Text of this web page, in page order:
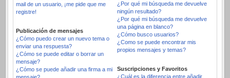
mail de un usuario, ¡me pide que me
registre!
Publicación de mensajes
¿Cómo puedo crear un nuevo tema o
enviar una respuesta?
¿Cómo se puede editar o borrar un
mensaje?
¿Cómo se puede añadir una firma a mi
¿Por qué mi búsqueda me devuelve
ningún resultado?
¿Por qué mi búsqueda me devuelve
una página en blanco?
¿Cómo busco usuarios?
¿Como se puede encontrar mis
propios mensajes y temas?
Suscripciones y Favoritos
¿Cuál es la diferencia entre añadir